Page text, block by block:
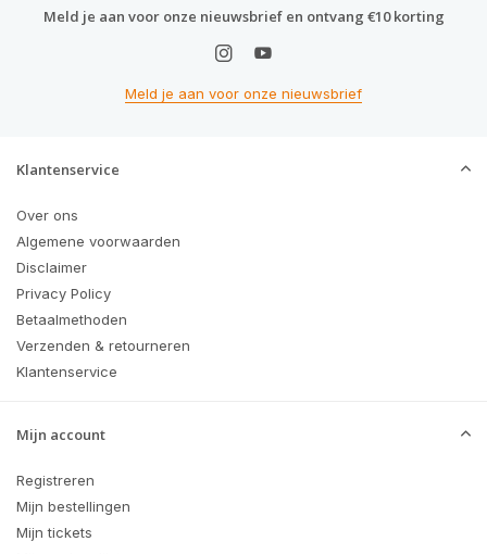
Meld je aan voor onze nieuwsbrief en ontvang €10 korting
Meld je aan voor onze nieuwsbrief
Klantenservice
Over ons
Algemene voorwaarden
Disclaimer
Privacy Policy
Betaalmethoden
Verzenden & retourneren
Klantenservice
Mijn account
Registreren
Mijn bestellingen
Mijn tickets